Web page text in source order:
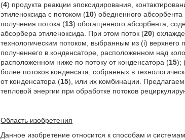
(4) продукта реакции эпоксидирования,
этиленоксида с потоком (10) обедненного абсорбента
получения потока (13) обогащенного абсорбента,
абсорбера этиленоксида. При этом поток (20)
технологическим потоком, выбранным из (i) верхнего
полученнего в конденсаторе, расположенном над
расположенном ниже по потоку от конденсатора (15);
более потоков конденсата, собранных в
от конденсатора (15), или их комбинации.
тепловой энергии при обработке потоков
Область изобретения
Данное изобретение относится к способам и